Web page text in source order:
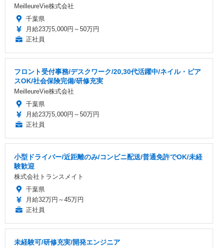
MeilleureVie株式会社
千葉県
月給23万5,000円～50万円
正社員
フロント受付事務/デスクワーク/20,30代活躍中/ネイル・ピア
スOK/社会保険完備/研修充実
MeilleureVie株式会社
千葉県
月給23万5,000円～50万円
正社員
小型ドライバー/近距離のみ/コンビニ配送/普通免許でOK/未経
験歓迎
株式会社トランスメイト
千葉県
月給32万円～45万円
正社員
未経験可/研修充実/開発エンジニア